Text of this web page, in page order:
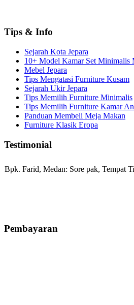
Tips & Info
Sejarah Kota Jepara
10+ Model Kamar Set Minimalis
Mebel Jepara
Tips Mengatasi Furniture Kusam
Sejarah Ukir Jepara
Tips Memilih Furniture Minimalis
Tips Memilih Furniture Kamar
Panduan Membeli Meja Makan
Furniture Klasik Eropa
Testimonial
Bpk. Farid, Medan: Sore pak, Tempat
Pembayaran